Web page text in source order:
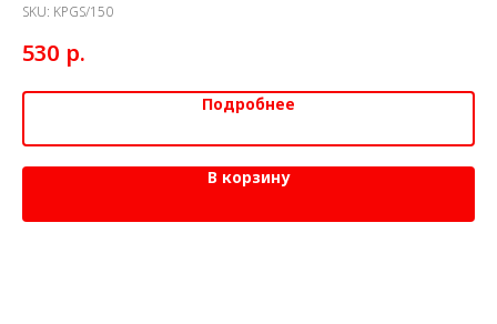
SKU: KPGS/150
530 р.
Подробнее
В корзину